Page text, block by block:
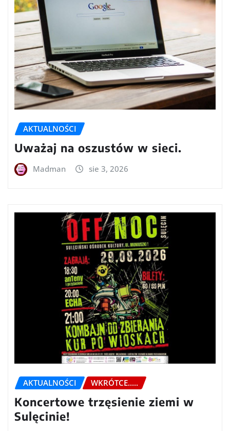
AKTUALNOŚCI
Uważaj na oszustów w sieci.
Madman sie 3, 2026
AKTUALNOŚCI WKRÓTCE.....
Koncertowe trzęsienie ziemi w
Sulęcinie!